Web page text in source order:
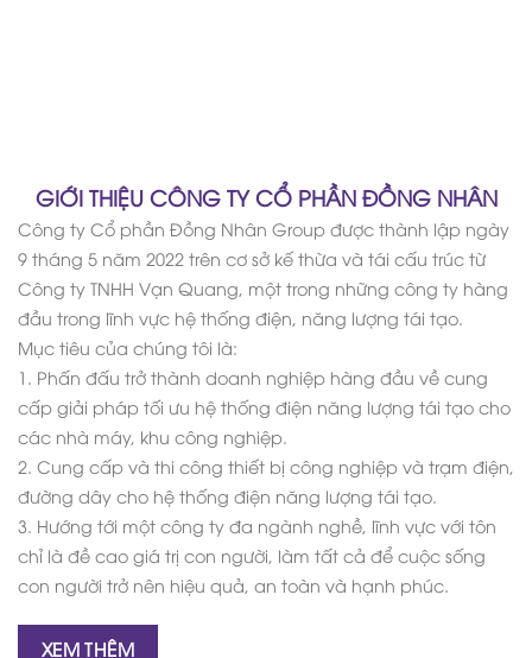
GIỚI THIỆU CÔNG TY CỔ PHẦN ĐỒNG NHÂN
Công ty Cổ phần Đồng Nhân Group được thành lập ngày
9 tháng 5 năm 2022 trên cơ sở kế thừa và tái cấu trúc từ
Công ty TNHH Vạn Quang, một trong những công ty hàng
đầu trong lĩnh vực hệ thống điện, năng lượng tái tạo.
Mục tiêu của chúng tôi là:
1. Phấn đấu trở thành doanh nghiệp hàng đầu về cung
cấp giải pháp tối ưu hệ thống điện năng lượng tái tạo cho
các nhà máy, khu công nghiệp.
2. Cung cấp và thi công thiết bị công nghiệp và trạm điện,
đường dây cho hệ thống điện năng lượng tái tạo.
3. Hướng tới một công ty đa ngành nghề, lĩnh vực với tôn
chỉ là đề cao giá trị con người, làm tất cả để cuộc sống
con người trở nên hiệu quả, an toàn và hạnh phúc.
XEM THÊM